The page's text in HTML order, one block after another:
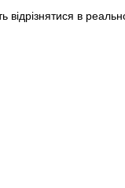
відрізнятися в